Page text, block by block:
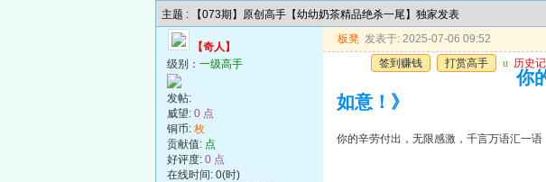
主题 : 【073期】原创高手【幼幼奶茶精品绝杀一尾】独家发表
【奇人】
级别： 一级高手
发帖:
威望: 0 点
铜币: 枚
贡献值: 点
好评度: 0 点
在线时间: 0(时)
板凳 发表于: 2025-07-06 09:52
签到赚钱
打赏高手 u 历史
你
如意！》
你的辛劳付出，无限感激，千言万语汇一语